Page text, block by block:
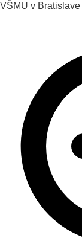
VŠMU v Bratislave